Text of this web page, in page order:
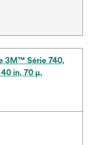
3M™ Série 740,
in, 70 μ,